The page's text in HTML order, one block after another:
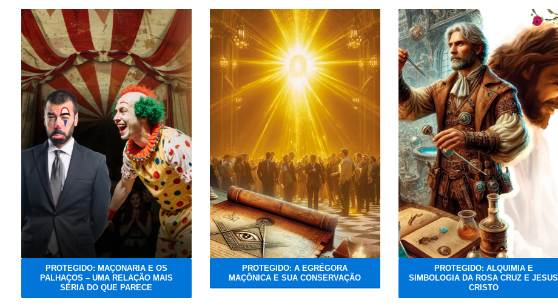
PROTEGIDO: MAÇONARIA E OS
PALHAÇOS – UMA RELAÇÃO MAIS
SÉRIA DO QUE PARECE
PROTEGIDO: A EGRÉGORA
MAÇÔNICA E SUA CONSERVAÇÃO
PROTEGIDO: ALQUIMIA E
SIMBOLOGIA DA ROSA CRUZ E JESUS
CRISTO